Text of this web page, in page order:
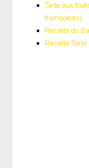
Tarte aux
framboises)
Recette du
Recette